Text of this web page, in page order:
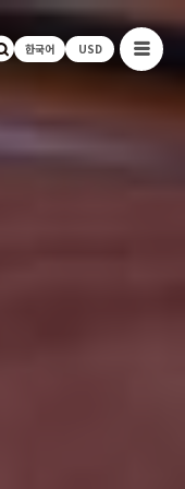
한국어 USD